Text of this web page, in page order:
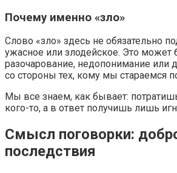
Почему именно «зло»
Слово «зло» здесь не обязательно
ужасное или злодейское. Это может
разочарование, недопонимание или
со стороны тех, кому мы стараемся
Мы все знаем, как бывает:
кого-то, а в ответ получишь лишь
Смысл поговорки:
последствия